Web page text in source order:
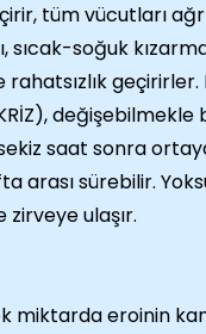
tüm vücutları
sıcak-soğuk
geçirirler.
değişebilmekle
saat sonra
arası sürebilir.
zirveye ulaşır.
miktarda eroinin